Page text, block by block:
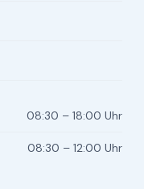
08:30 – 18:00 Uhr
08:30 – 12:00 Uhr